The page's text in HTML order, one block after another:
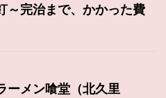
～完治まで、かかった費
ーメン喰堂（北久里